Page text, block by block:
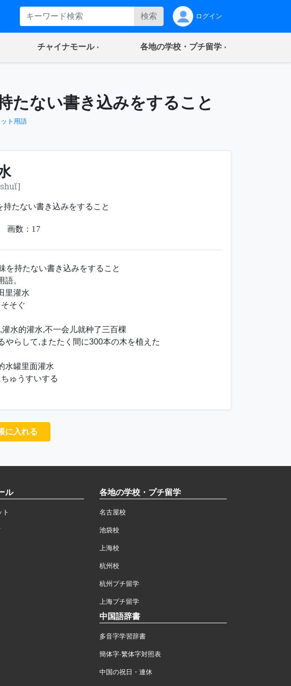
検索 ログイン
チャイナモール(current) 各地の学校・プチ留学(current)
たない書き込みをすること
ト用語
たない書き込みをすること
画数： 17
を持たない書き込みをすること
語。
里灌水
そぐ
水的灌水,不一会儿就种了三百棵
らして,またたく間に300本の木を植えた
水罐里面灌水
ゅうすいする
に入れる
ル
ト
各地の学校・プチ留学
名古屋校
池袋校
上海校
杭州校
杭州プチ留学
上海プチ留学
中国語辞書
多音字学習辞書
簡体字·繁体字対照表
中国の祝日・連休